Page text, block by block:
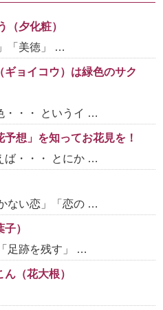
（夕化粧）
「美徳」 …
ギョイコウ）は緑色のサク
・・・ というイ …
予想」を知ってお花見を！
ば・・・ とにか …
ない恋」「恋の …
）
足跡を残す」 …
（花大根）